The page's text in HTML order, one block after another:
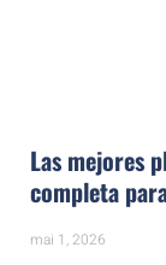
Las mejores
completa
mai 1, 2026